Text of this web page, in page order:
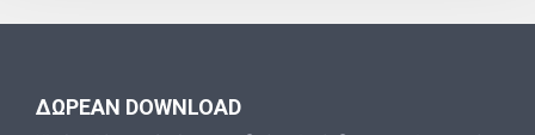
ΔΩΡΕΑΝ DOWNLOAD